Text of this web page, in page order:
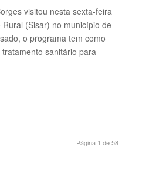
visitou nesta sexta-feira
(Sisar) no município de
o programa tem como
sanitário para
Página 1 de 58